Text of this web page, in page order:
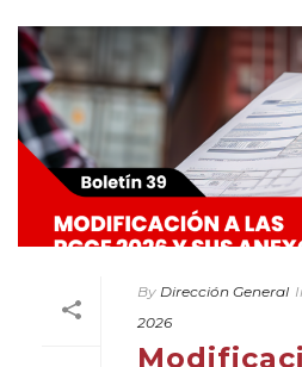
By Dirección General
2026